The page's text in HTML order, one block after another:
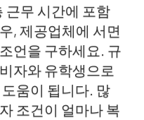
근무 시간에 포함
, 제공업체에 서면
언을 구하세요. 규
자와 유학생으로
움이 됩니다. 많
조건이 얼마나 복